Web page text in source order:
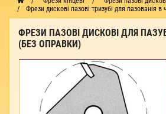
Фрези дискові пазові тризубі для пазованія в
ФРЕЗИ ПАЗОВІ ДИСКОВІ ДЛЯ
(БЕЗ ОПРАВКИ)